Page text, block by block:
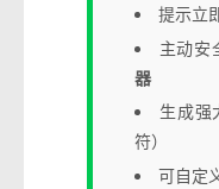
提示立
主动
器
生成强
符）
可自定